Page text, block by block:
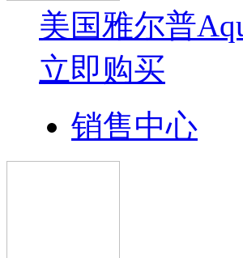
美国雅尔普
立即购买
销售中心